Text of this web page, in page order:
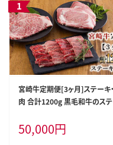
宮崎牛定期便[3ヶ月]ステーキ
肉 合計1200g 黒毛和牛のステ
ブランド牛 お肉 ステーキ 焼肉
00円 5万円］ TF0684-P00020
50,000円